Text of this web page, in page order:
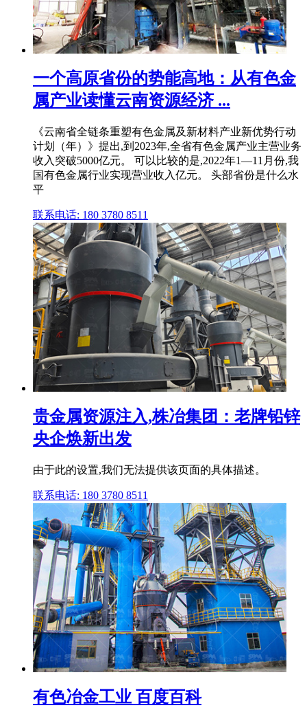
一个高原省份的势能高地：从有色金
属产业读懂云南资源经济 ...
《云南省全链条重塑有色金属及新材料产业新优势行动
计划（年）》提出,到2023年,全省有色金属产业主营业务
收入突破5000亿元。 可以比较的是,2022年1—11月份,我
国有色金属行业实现营业收入亿元。 头部省份是什么水
平
联系电话: 180 3780 8511
贵金属资源注入,株冶集团：老牌铅锌
央企焕新出发
由于此的设置,我们无法提供该页面的具体描述。
联系电话: 180 3780 8511
有色冶金工业 百度百科